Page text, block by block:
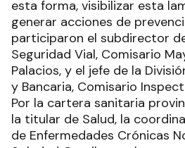
esta forma, visibilizar esta
generar acciones de
participaron el subdirector
Seguridad Vial, Comisario
Palacios, y el jefe de la
y Bancaria, Comisario
Por la cartera sanitaria
la titular de Salud, la
de Enfermedades Crónicas